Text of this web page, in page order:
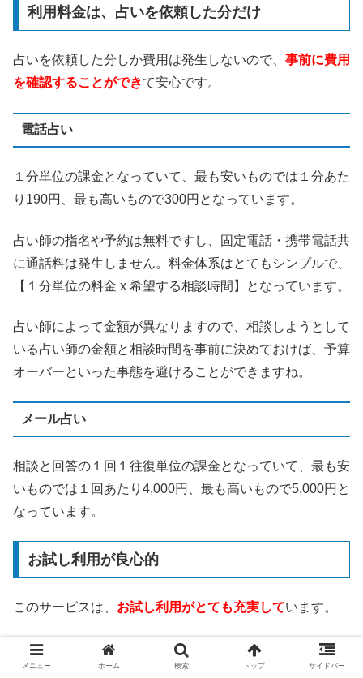
利用料金は、占いを依頼した分だけ
占いを依頼した分しか費用は発生しないので、 事前に費用
を確認することができて安心です。
電話占い
１分単位の課金となっていて、最も安いものでは１分あた
り190円、最も高いもので300円となっています。
占い師の指名や予約は無料ですし、固定電話・携帯電話共
に通話料は発生しません。料金体系はとてもシンプルで、
【１分単位の料金 x 希望する相談時間】となっています。
占い師によって金額が異なりますので、相談しようとして
いる占い師の金額と相談時間を事前に決めておけば、予算
オーバーといった事態を避けることができますね。
メール占い
相談と回答の１回１往復単位の課金となっていて、最も安
いものでは１回あたり4,000円、最も高いもので5,000円と
なっています。
お試し利用が良心的
このサービスは、 お試し利用がとても充実しています。
3,000円分の無料相談ポイント
メニュー ホーム 検索 トップ サイドバー